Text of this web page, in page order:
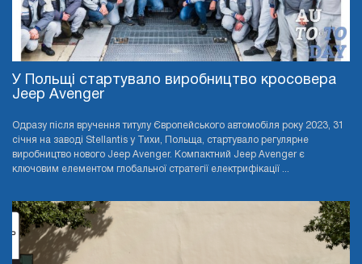
У Польщі стартувало виробництво кросовера
Jeep Avenger
Одразу після вручення титулу Європейського автомобіля року 2023, 31
січня на заводі Stellantis у Тихи, Польща, стартувало регулярне
виробництво нового Jeep Avenger. Компактний Jeep Avenger є
ключовим елементом глобальної стратегії електрифікації ...